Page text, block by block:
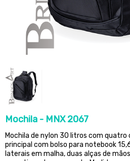
Mochila - MNX 2067
Mochila de nylon 30 litros com
principal com bolso para notebook
laterais em malha, duas alças de